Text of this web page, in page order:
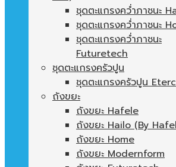
ชุดตะแกรงคว่ำภาชนะ
ชุดตะแกรงคว่ำภาชนะ
ชุดตะแกรงคว่ำภาชนะ
Futuretech
ชุดตะแกรงครัวปูน
ชุดตะแกรงครัวปูน
ถังขยะ
ถังขยะ Hafele
ถังขยะ Hailo (By
ถังขยะ Home
ถังขยะ Modernform